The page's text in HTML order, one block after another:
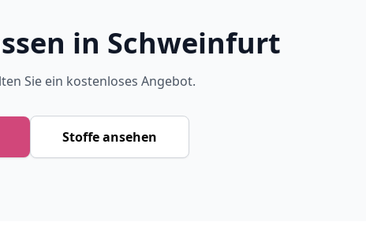
in Schweinfurt
Sie ein kostenloses Angebot.
Stoffe ansehen